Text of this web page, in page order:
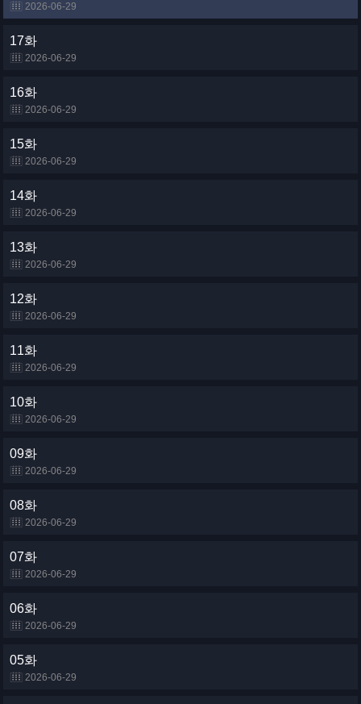
2026-06-29
17화
2026-06-29
16화
2026-06-29
15화
2026-06-29
14화
2026-06-29
13화
2026-06-29
12화
2026-06-29
11화
2026-06-29
10화
2026-06-29
09화
2026-06-29
08화
2026-06-29
07화
2026-06-29
06화
2026-06-29
05화
2026-06-29